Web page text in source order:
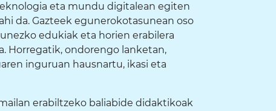
eta mundu digitalean egiten
da. Gazteek egunerokotasunean oso
edukiak eta horien erabilera
Horregatik, ondorengo lanketan,
inguruan hausnartu, ikasi eta
erabiltzeko baliabide didaktikoak